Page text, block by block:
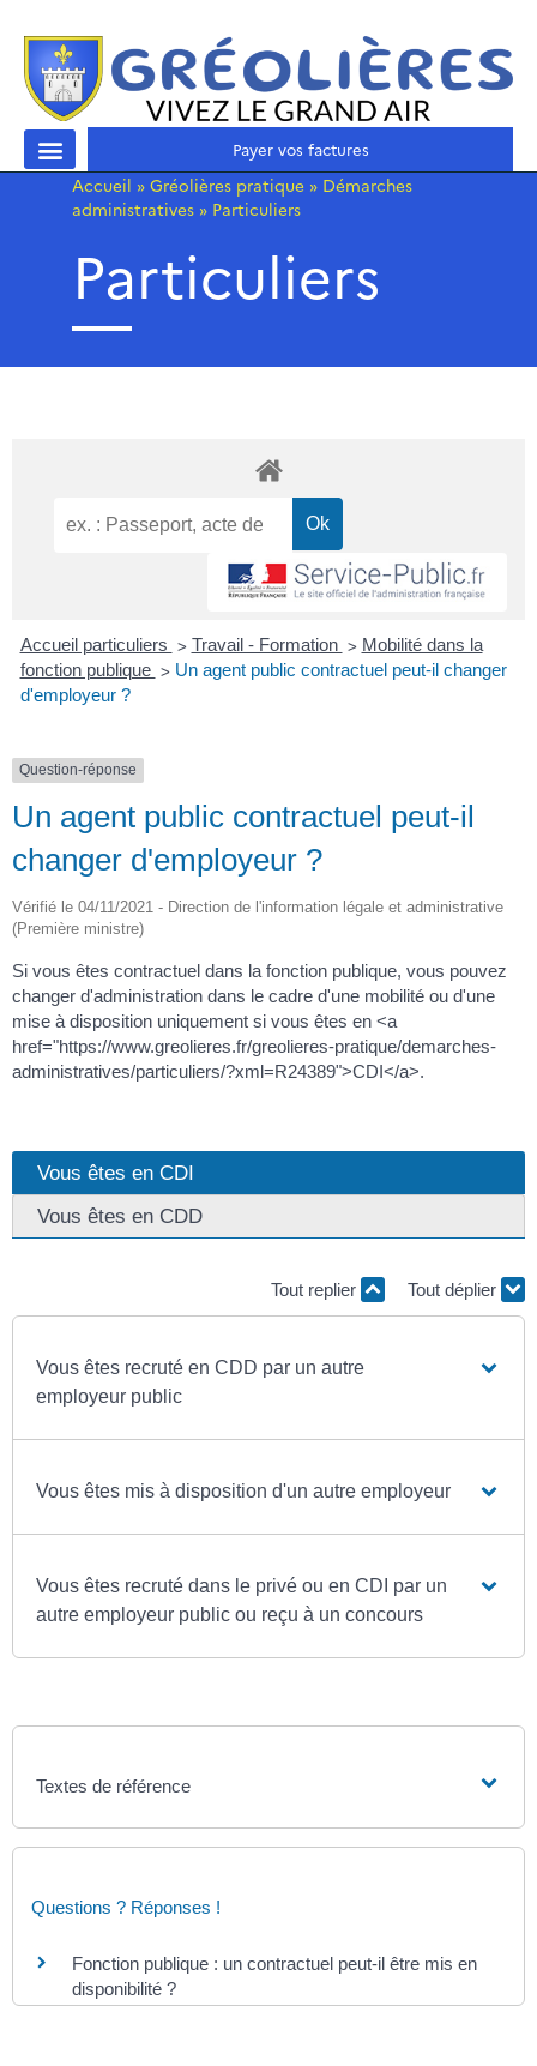
Payer vos factures
Accueil » Gréolières pratique » Démarches
administratives » Particuliers
Particuliers
Accueil particuliers > Travail - Formation > Mobilité dans la
fonction publique > Un agent public contractuel peut-il changer
d'employeur ?
Question-réponse
Un agent public contractuel peut-il
changer d'employeur ?
Vérifié le 04/11/2021 - Direction de l'information légale et administrative
(Première ministre)
Si vous êtes contractuel dans la fonction publique, vous pouvez
changer d'administration dans le cadre d'une mobilité ou d'une
mise à disposition uniquement si vous êtes en <a
href="https://www.greolieres.fr/greolieres-pratique/demarches-
administratives/particuliers/?xml=R24389">CDI</a>.
Vous êtes en CDI
Vous êtes en CDD
Tout replier Tout déplier
Vous êtes recruté en CDD par un autre
employeur public
Vous êtes mis à disposition d'un autre employeur
Vous êtes recruté dans le privé ou en CDI par un
autre employeur public ou reçu à un concours
Textes de référence
Questions ? Réponses !
Fonction publique : un contractuel peut-il être mis en
disponibilité ?